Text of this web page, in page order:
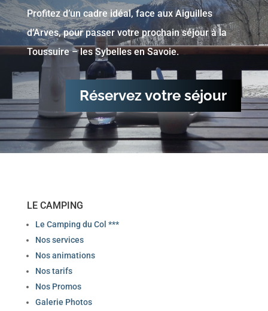
Profitez d’un cadre idéal, face aux Aiguilles
d’Arves, pour passer votre prochain séjour à la
Toussuire – les Sybelles en Savoie.
Réservez votre séjour
LE CAMPING
Le Camping du Col ***
Nos services
Nos animations
Nos tarifs
Nos Promos
Galerie Photos